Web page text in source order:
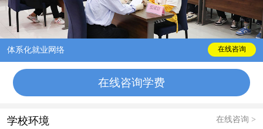
体系化就业网络 在线咨询
在线咨询学费
学校环境 在线咨询 >